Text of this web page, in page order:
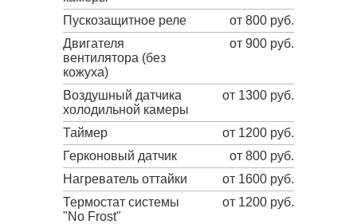
Пускозащитное реле
от 800 руб.
Двигателя
вентилятора (без
кожуха)
от 900 руб.
Воздушный датчика
холодильной камеры
от 1300 руб.
Таймер
от 1200 руб.
Герконовый датчик
от 800 руб.
Нагреватель оттайки
от 1600 руб.
Термостат системы
"No Frost"
от 1200 руб.